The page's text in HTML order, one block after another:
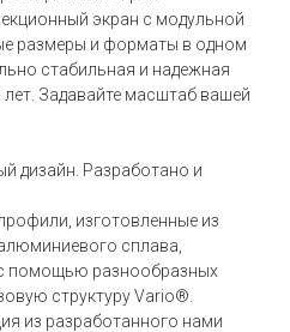
экран с модульной
размеры и форматы в одном
стабильная и надежная
Задавайте масштаб вашей
дизайн. Разработано и
изготовленные из
сплава,
помощью разнообразных
структуру Vario®.
из разработанного нами